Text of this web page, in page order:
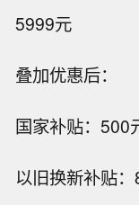
5999元
叠加优惠后：
国家补贴：500
以旧换新补贴